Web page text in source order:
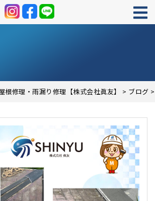
根修理・雨漏り修理【株式会社眞友】 > ブログ